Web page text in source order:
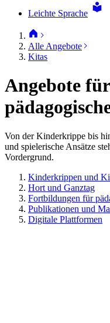
Leichte Sprache
Alle Angebote
Kitas
Angebote
Von der Kinderkrippe bis
und spielerische Ansätze
Vordergrund.
Kinderkrippen und
Hort und Ganztag
Fortbildungen für
Publikationen und
Digitale Plattformen